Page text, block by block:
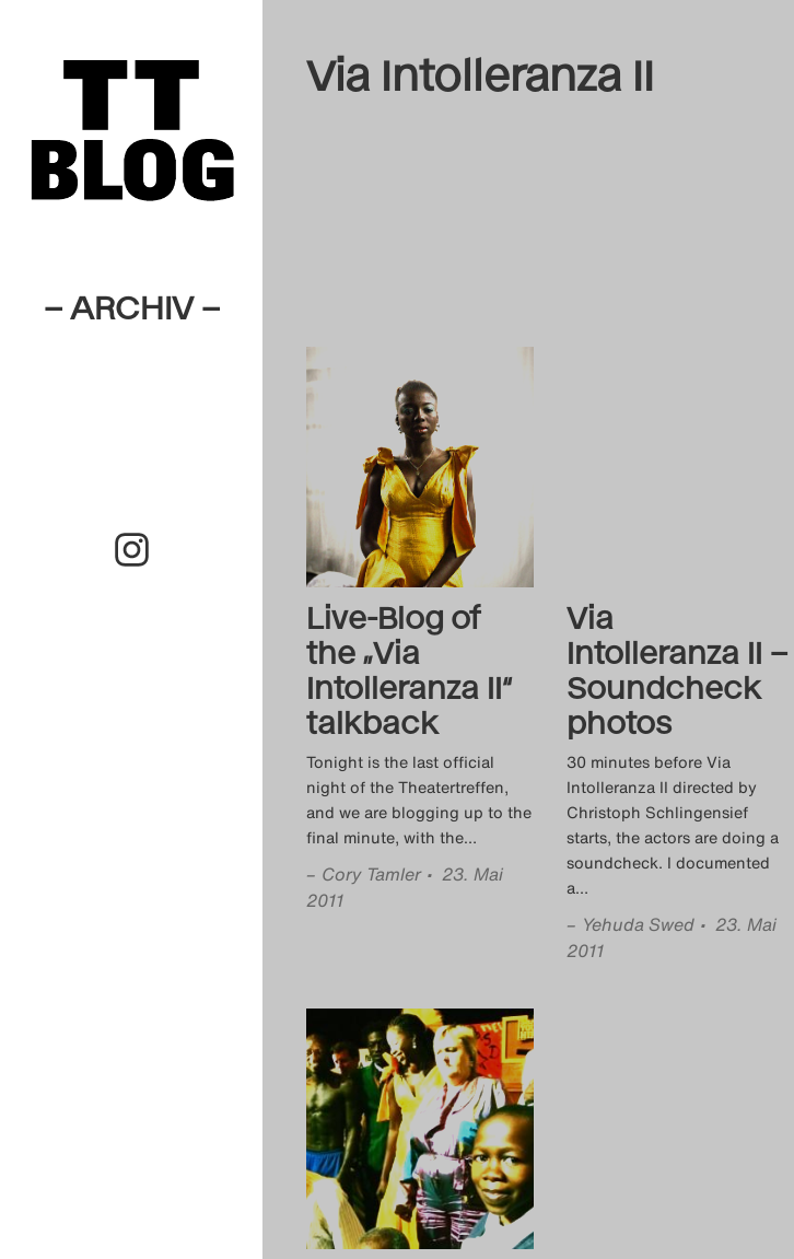
– ARCHIV –
Via Intolleranza II
Live-Blog of
the „Via
Intolleranza II“
talkback
Tonight is the last official
night of the Theatertreffen,
and we are blogging up to the
final minute, with the…
– Cory Tamler • 23. Mai
2011
Via
Intolleranza II –
Soundcheck
photos
30 minutes before Via
Intolleranza II directed by
Christoph Schlingensief
starts, the actors are doing a
soundcheck. I documented
a…
– Yehuda Swed • 23. Mai
2011